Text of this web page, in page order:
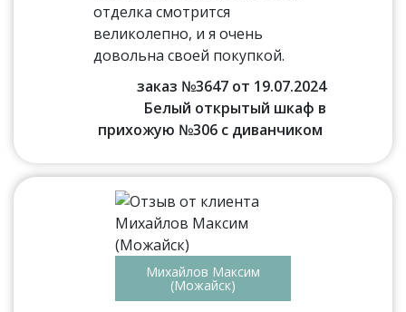
отделка смотрится
великолепно, и я очень
довольна своей покупкой.
заказ №3647 от 19.07.2024
Белый открытый шкаф в
прихожую №306 с диванчиком
Михайлов Максим
(Можайск)